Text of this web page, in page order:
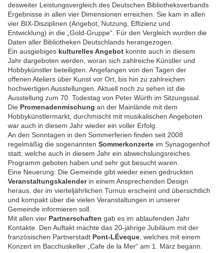
desweiter Leistungsvergleich des Deutschen Bibliotheksverbands
Ergebnisse in allen vier Dimensionen erreichen. Sie kam in allen
vier BIX-Disziplinen (Angebot, Nutzung, Effizienz und
Entwicklung) in die „Gold-Gruppe“. Für den Vergleich wurden die
Daten aller Bibliotheken Deutschlands herangezogen.
Ein ausgiebiges kulturelles Angebot konnte auch in diesem
Jahr dargeboten werden, woran sich zahlreiche Künstler und
Hobbykünstler beteiligten. Angefangen von den Tagen der
offenen Ateliers über Kunst vor Ort, bis hin zu zahlreichen
hochwertigen Ausstellungen. Aktuell noch zu sehen ist die
Ausstellung zum 70. Todestag von Peter Würth im Sitzungssal.
Die Promenadenmischung an der Mainlände mit dem
Hobbykünstlermarkt, durchmischt mit musikalischen Angeboten
war auch in diesem Jahr wieder ein voller Erfolg.
An den Sonntagen in den Sommerferien finden seit 2008
regelmäßig die sogenannten Sommerkonzerte im Synagogenhof
statt, welche auch in diesem Jahr ein abwechslungsreiches
Programm geboten haben und sehr gut besucht waren.
Eine Neuerung: Die Gemeinde gibt wieder einen gedruckten
Veranstaltungskalender in einem Ansprechenden Design
heraus, der im vierteljährlichen Turnus erscheint und übersichtlich
und kompakt über die vielen Veranstaltungen in unserer
Gemeinde informieren soll.
Mit allen vier Partnerschaften gab es im ablaufenden Jahr
Kontakte. Den Auftakt machte das 20-jährige Jubiläum mit der
französischen Partnerstadt Pont-LÉveque , welches mit einem
Konzert im Bacchuskeller „Cafe de la Mer“ am 1. März begann.